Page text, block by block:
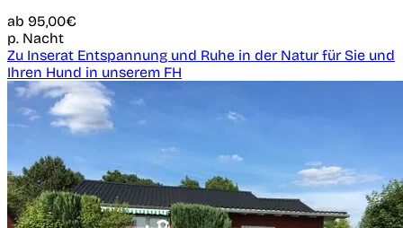
ab 95,00€
p. Nacht
Zu Inserat Entspannung und Ruhe in der Natur für Sie und
Ihren Hund in unserem FH